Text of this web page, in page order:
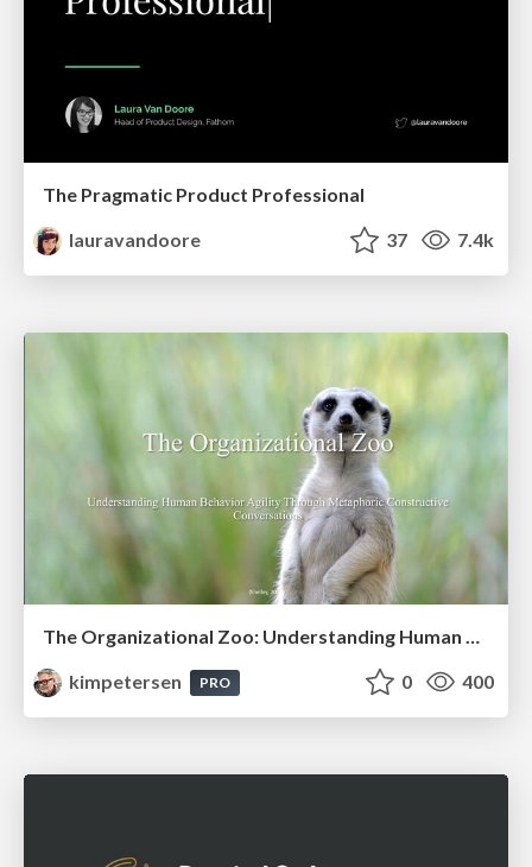
The Pragmatic Product Professional
lauravandoore
37 7.4k
The Organizational Zoo: Understanding Human Behavior Agility Through Metaphoric Constructive Conversations (based on the works of Arthur Shelley, Ph.D)
kimpetersen
PRO 0 400